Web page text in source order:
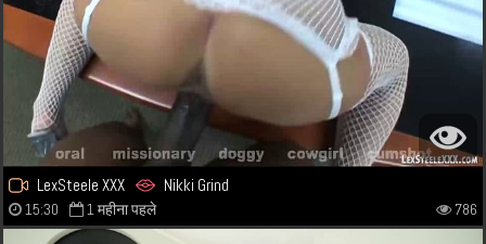
LexSteele XXX Nikki Grind
15:30 1 महीना पहले 786